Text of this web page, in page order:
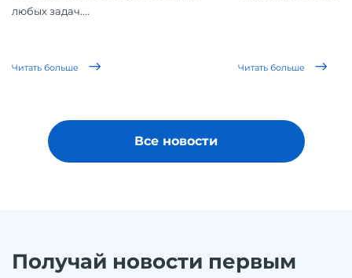
любых задач....
Читать больше Читать больше
Все новости
Получай новости первым